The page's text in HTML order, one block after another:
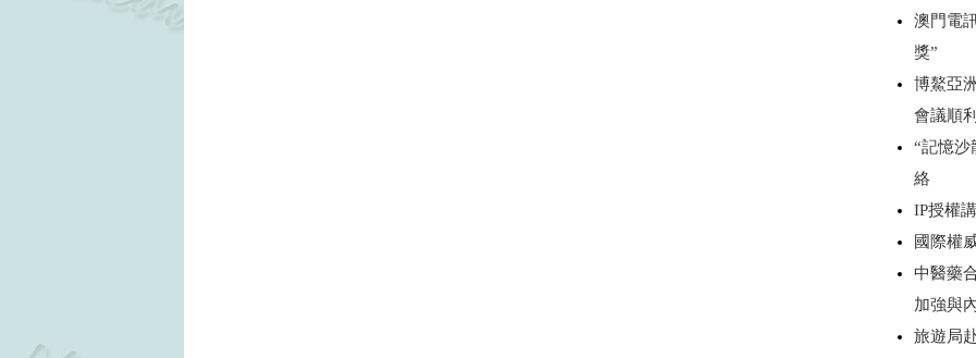
澳門電
獎”
博鰲亞
會議順
“記憶沙
絡
IP授權
國際權
中醫藥
加強與
旅遊局